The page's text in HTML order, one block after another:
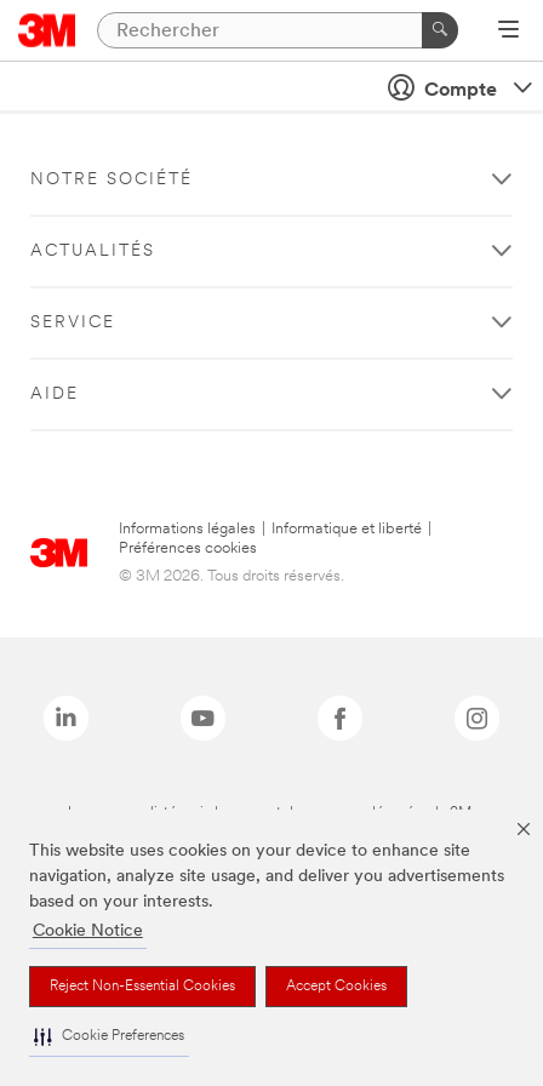
This website uses cookies on your device to enhance site
navigation, analyze site usage, and deliver you advertisements
based on your interests.
Cookie Notice
Reject Non-Essential Cookies Accept Cookies
Cookie Preferences
Compte
NOTRE SOCIÉTÉ
ACTUALITÉS
SERVICE
AIDE
Informations légales Informatique et liberté
Préférences cookies
© 3M 2026. Tous droits réservés.
Les marques listées ci-dessus sont des marques déposées de 3M.